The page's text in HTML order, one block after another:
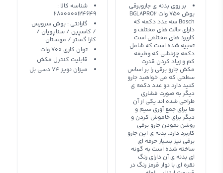
بر روی بدنه ی جاروبرقی
بوش 750 وات BGL8PRO2
Bosch سه عدد دکمه که
دارای حالت های مختلف و
کاربرد های مختلفی است
تعبیه شده است که شامل
دکمه چزخشی که وظیفه
کم و زیاد کردن قدرت
مکش جارو برقی را بر اساس
سطحی که می خواهید جارو
کنید دارد دو عدد دکمه ی
دیگر به صورت فشاری
طراحی شده اند یکی از آن
ها برای جمع آوری سیم و
دیگر برای خاموش کردن و
روشن نمودن جارو برقی
کاربرد دارد. بدنه ی این جارو
برقی نیز بسیار حرفه ای
ساخته شده است به گونه
ای بدنه ی آن دارای رنگ
نقره ای با نوار قرمز رنگ در
BSGL5PRO5
شناسه کالا :
2800000124649
گارانتی : بوش سرویس
/ کاسپین / سناپویان /
کارا گستر / مهستان
توان کاری 700 وات
قابلیت کنترل مکش
میزان نویز 74 دسی بل